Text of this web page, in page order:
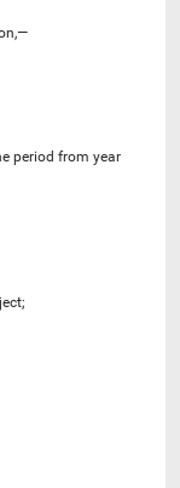
period from year